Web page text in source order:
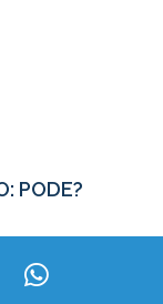
PODE?